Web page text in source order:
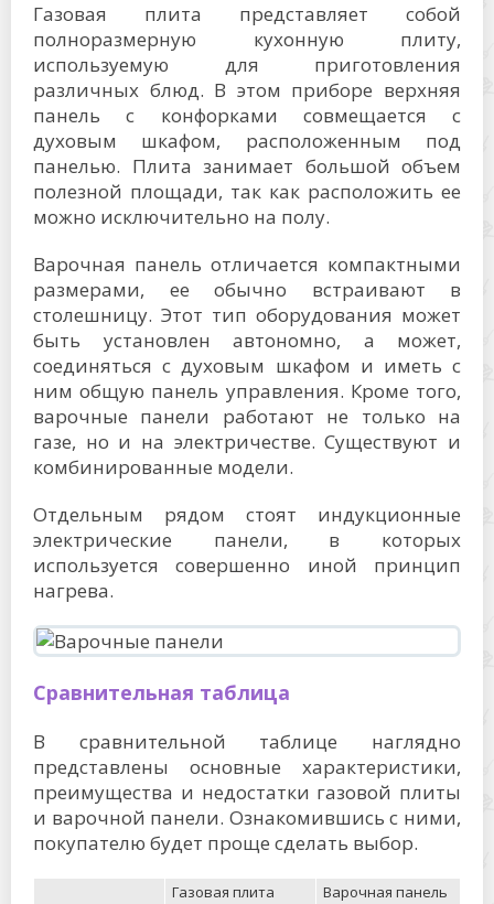
Газовая плита представляет собой
полноразмерную кухонную плиту,
используемую для приготовления
различных блюд. В этом приборе верхняя
панель с конфорками совмещается с
духовым шкафом, расположенным под
панелью. Плита занимает большой объем
полезной площади, так как расположить ее
можно исключительно на полу.
Варочная панель отличается компактными
размерами, ее обычно встраивают в
столешницу. Этот тип оборудования может
быть установлен автономно, а может,
соединяться с духовым шкафом и иметь с
ним общую панель управления. Кроме того,
варочные панели работают не только на
газе, но и на электричестве. Существуют и
комбинированные модели.
Отдельным рядом стоят индукционные
электрические панели, в которых
используется совершенно иной принцип
нагрева.
Сравнительная таблица
В сравнительной таблице наглядно
представлены основные характеристики,
преимущества и недостатки газовой плиты
и варочной панели. Ознакомившись с ними,
покупателю будет проще сделать выбор.
Газовая плита Варочная панель